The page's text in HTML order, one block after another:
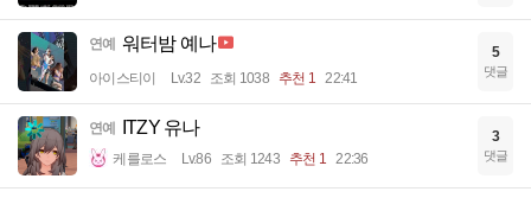
연예 워터밤 예나
아이스티이 Lv.32 조회 1038 추천 1 22:41
5
댓글
연예 ITZY 유나
케를로스 Lv.86 조회 1243 추천 1 22:36
3
댓글